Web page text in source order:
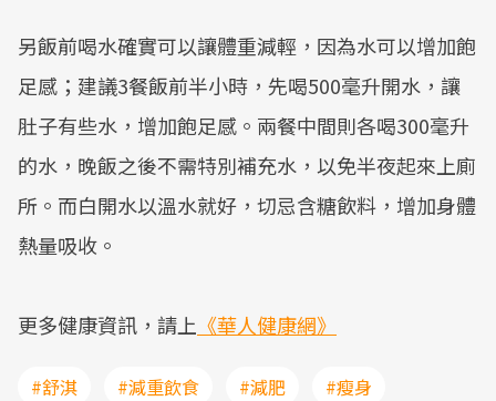
另飯前喝水確實可以讓體重減輕，因為水可以增加飽
足感；建議3餐飯前半小時，先喝500毫升開水，讓
肚子有些水，增加飽足感。兩餐中間則各喝300毫升
的水，晚飯之後不需特別補充水，以免半夜起來上廁
所。而白開水以溫水就好，切忌含糖飲料，增加身體
熱量吸收。
更多健康資訊，請上 《華人健康網》
#舒淇 #減重飲食 #減肥 #瘦身